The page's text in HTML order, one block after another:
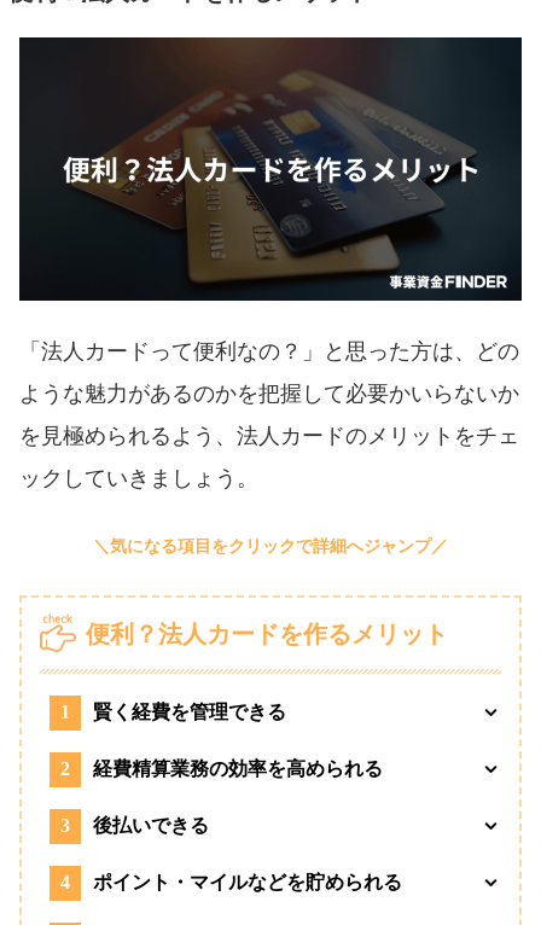
「法人カードって便利なの？」と思った方は、どの
ような魅力があるのかを把握して必要かいらないか
を見極められるよう、法人カードのメリットをチェ
ックしていきましょう。
便利？法人カードを作るメリット
1 賢く経費を管理できる
2 経費精算業務の効率を高められる
3 後払いできる
4 ポイント・マイルなどを貯められる